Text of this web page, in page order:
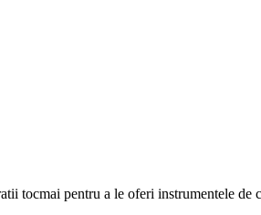
tocmai pentru a le oferi instrumentele de